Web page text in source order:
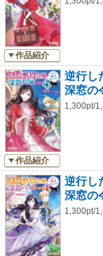
作品紹介
作品紹介
逆行し
深窓の
1,300pt/
逆行し
深窓の
1,300pt/